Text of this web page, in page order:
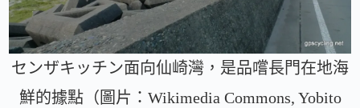
センザキッチン面向仙崎灣，是品嚐長門在地海
鮮的據點（圖片：Wikimedia Commons, Yobito